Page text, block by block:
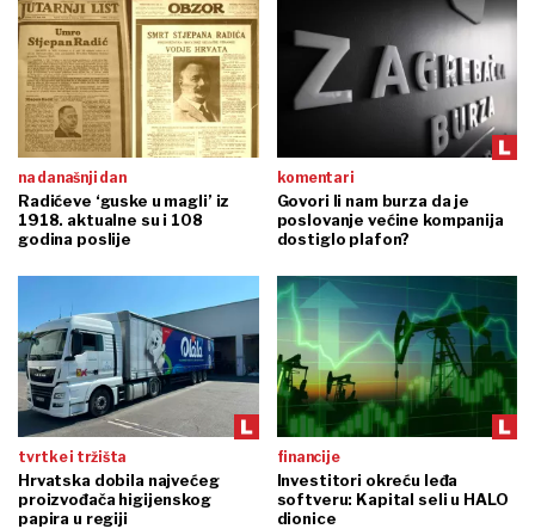
na današnji dan
Radićeve ‘guske u magli’ iz
1918. aktualne su i 108
godina poslije
komentari
Govori li nam burza da je
poslovanje većine kompanija
dostiglo plafon?
tvrtke i tržišta
Hrvatska dobila najvećeg
proizvođača higijenskog
papira u regiji
financije
Investitori okreću leđa
softveru: Kapital seli u HALO
dionice